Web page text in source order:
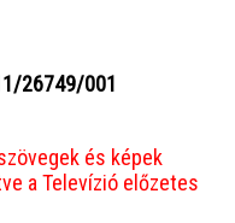
26749/001
és képek
a Televízió előzetes